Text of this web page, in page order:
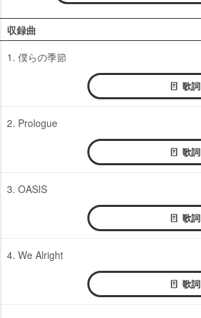
収録曲
1. 僕らの季節
歌詞
2. Prologue
歌詞
3. OASIS
歌詞
4. We Alright
歌詞